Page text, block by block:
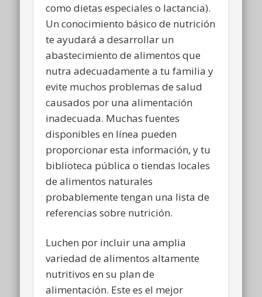
como dietas especiales o lactancia).
Un conocimiento básico de nutrición
te ayudará a desarrollar un
abastecimiento de alimentos que
nutra adecuadamente a tu familia y
evite muchos problemas de salud
causados por una alimentación
inadecuada. Muchas fuentes
disponibles en línea pueden
proporcionar esta información, y tu
biblioteca pública o tiendas locales
de alimentos naturales
probablemente tengan una lista de
referencias sobre nutrición.
Luchen por incluir una amplia
variedad de alimentos altamente
nutritivos en su plan de
alimentación. Este es el mejor